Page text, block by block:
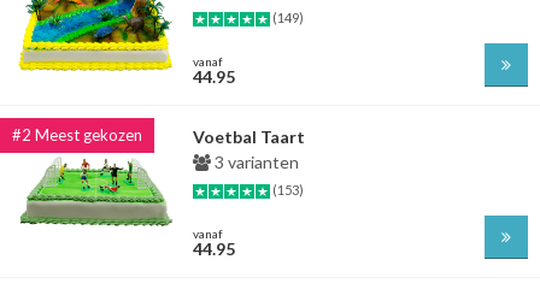
(149)
vanaf
44.95
Voetbal Taart
3 varianten
(153)
vanaf
44.95